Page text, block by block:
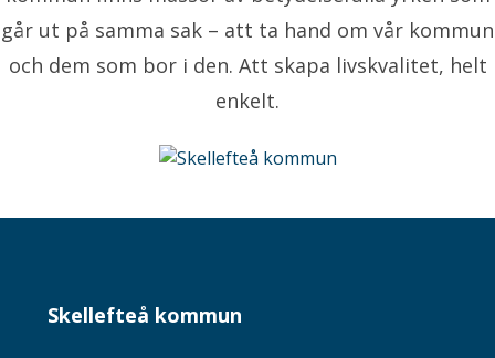
går ut på samma sak – att ta hand om vår kommun
och dem som bor i den. Att skapa livskvalitet, helt
enkelt.
Skellefteå kommun